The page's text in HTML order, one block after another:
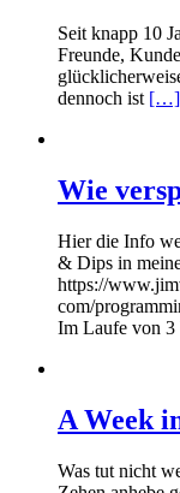
Seit knapp 10
Freunde,
dennoch ist […]
Wie
Hier die Info
& Dips in
https://
com/
Im Laufe von 3
A Week
Was tut nicht